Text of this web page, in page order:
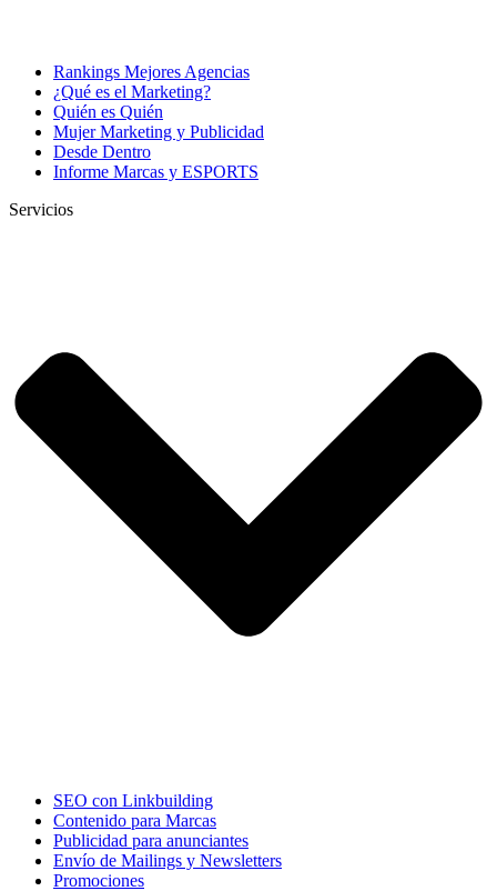
Rankings Mejores Agencias
¿Qué es el Marketing?
Quién es Quién
Mujer Marketing y Publicidad
Desde Dentro
Informe Marcas y ESPORTS
Servicios
SEO con Linkbuilding
Contenido para Marcas
Publicidad para anunciantes
Envío de Mailings y Newsletters
Promociones